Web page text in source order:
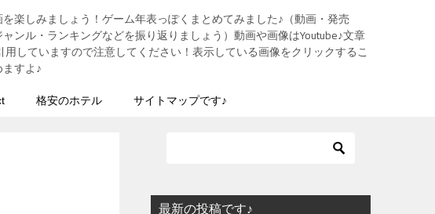
楽しみましょう！ゲーム年表っぽくまとめてみました♪（動画・発売
ンル・ランキングなどを振り返りましょう）動画や画像はYoutube♪文章
用していますので注意してください！表示している画像をクリックするこ
すよ♪
格安のホテル サイトマップです♪
最新の投稿です♪